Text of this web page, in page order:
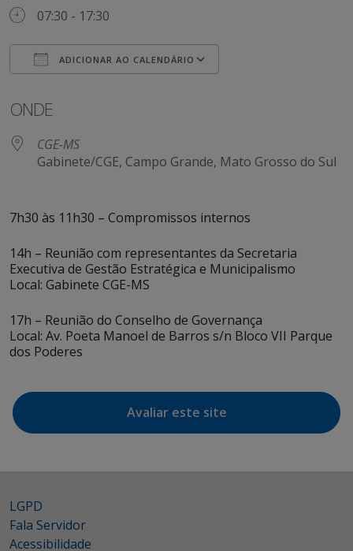
07:30 - 17:30
ADICIONAR AO CALENDÁRIO
ONDE
CGE-MS
Gabinete/CGE, Campo Grande, Mato Grosso do Sul
7h30 às 11h30 – Compromissos internos
14h – Reunião com representantes da Secretaria
Executiva de Gestão Estratégica e Municipalismo
Local: Gabinete CGE-MS
17h – Reunião do Conselho de Governança
Local: Av. Poeta Manoel de Barros s/n Bloco VII Parque
dos Poderes
Avaliar este site
LGPD
Fala Servidor
Acessibilidade